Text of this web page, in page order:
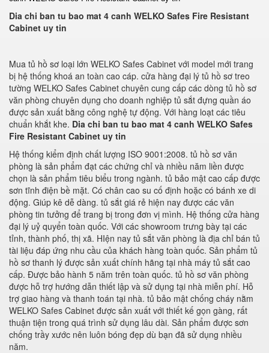
Dia chi ban tu bao mat 4 canh WELKO Safes Fire Resistant
Cabinet uy tin
Mua tủ hồ sơ loại lớn WELKO Safes Cabinet với model mới trang
bị hệ thống khoá an toàn cao cáp. cửa hàng đại lý tủ hồ sơ treo
tường WELKO Safes Cabinet chuyên cung cấp các dòng tủ hồ sơ
văn phòng chuyên dụng cho doanh nghiệp tủ sắt đựng quần áo
được sản xuất bằng công nghệ tự động. Với hàng loạt các tiêu
chuẩn khắt khe. Dia chi ban tu bao mat 4 canh WELKO Safes
Fire Resistant Cabinet uy tin
Hệ thống kiểm định chất lượng ISO 9001:2008. tủ hồ sơ văn
phòng là sản phẩm đạt các chứng chỉ và nhiều năm liền được
chọn là sản phẩm tiêu biểu trong ngành. tủ bảo mật cao cấp được
sơn tĩnh điện bề mặt. Có chân cao su cố định hoặc có bánh xe di
động. Giúp kê dễ dàng. tủ sắt giá rẻ hiện nay được các văn
phòng tin tưởng để trang bị trong đơn vị mình. Hệ thống cửa hàng
đại lý uỷ quyển toàn quốc. Với các showroom trưng bày tại các
tỉnh, thành phố, thị xã. HIện nay tủ sắt văn phòng là địa chỉ bán tủ
tài liệu đáp ứng nhu cầu của khách hàng toàn quốc. Sản phẩm tủ
hồ sơ thanh lý được sản xuất chính hãng tại nhà máy tủ sắt cao
cấp. Được bảo hành 5 năm trên toàn quốc. tủ hồ sơ văn phòng
được hỗ trợ hướng dẫn thiết lập và sử dụng tại nhà miễn phí. Hỗ
trợ giao hàng và thanh toán tại nhà. tủ bảo mật chống cháy nằm
WELKO Safes Cabinet được sản xuất với thiết kế gọn gàng, rất
thuận tiện trong quá trình sử dụng lâu dài. Sản phẩm được sơn
chống trầy xước nên luôn bóng đẹp dù bạn đã sử dụng nhiều
năm.